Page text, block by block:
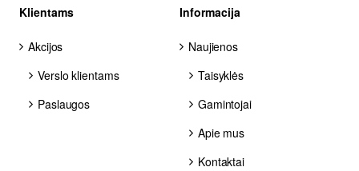
Klientams
Akcijos
Verslo klientams
Paslaugos
Informacija
Naujienos
Taisyklės
Gamintojai
Apie mus
Kontaktai